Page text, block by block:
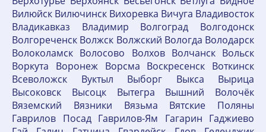
Вилюйск Вилючинск Вихоревка Вичуга Владивосток
Владикавказ Владимир Волгоград Волгодонск
Волгореченск Волжск Волжский Вологда Володарск
Волоколамск Волосово Волхов Волчанск Вольск
Воркута Воронеж Ворсма Воскресенск Воткинск
Всеволожск Вуктыл Выборг Выкса Вырица
Высоковск Высоцк Вытегра Вышний Волочёк
Вяземский Вязники Вязьма Вятские Поляны
Гаврилов Посад Гаврилов-Ям Гагарин Гаджиево